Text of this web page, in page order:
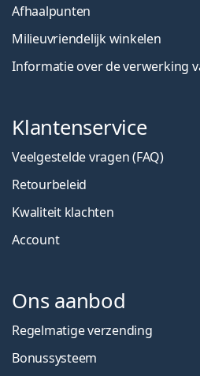
Afhaalpunten
Milieuvriendelijk winkelen
Informatie over de verwerking
Klantenservice
Veelgestelde vragen (FAQ)
Retourbeleid
Kwaliteit klachten
Account
Ons aanbod
Regelmatige verzending
Bonussysteem